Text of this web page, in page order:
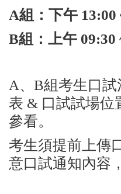
A組：下午 13:00
B組：上午 09:30
A、B組考生口
表 & 口試試場位
參看。
考生須提前上傳
意口試通知內容